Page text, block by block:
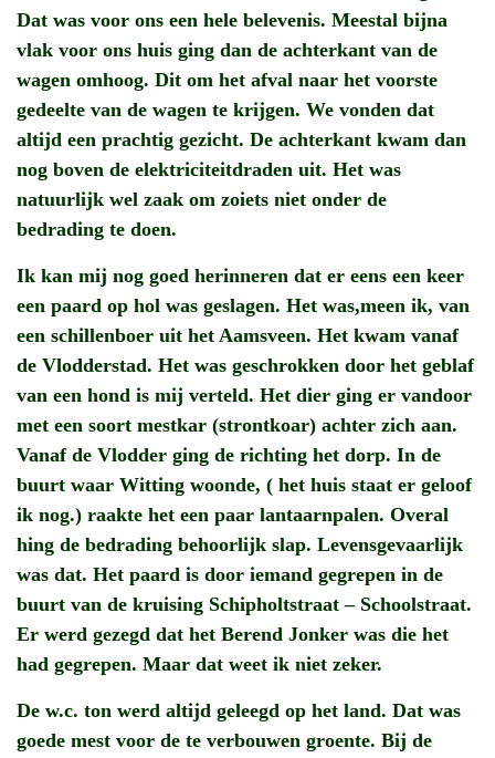
Dat was voor ons een hele belevenis. Meestal bijna
vlak voor ons huis ging dan de achterkant van de
wagen omhoog. Dit om het afval naar het voorste
gedeelte van de wagen te krijgen. We vonden dat
altijd een prachtig gezicht. De achterkant kwam dan
nog boven de elektriciteitdraden uit. Het was
natuurlijk wel zaak om zoiets niet onder de
bedrading te doen.
Ik kan mij nog goed herinneren dat er eens een keer
een paard op hol was geslagen. Het was,meen ik, van
een schillenboer uit het Aamsveen. Het kwam vanaf
de Vlodderstad. Het was geschrokken door het geblaf
van een hond is mij verteld. Het dier ging er vandoor
met een soort mestkar (strontkoar) achter zich aan.
Vanaf de Vlodder ging de richting het dorp. In de
buurt waar Witting woonde, ( het huis staat er geloof
ik nog.) raakte het een paar lantaarnpalen. Overal
hing de bedrading behoorlijk slap. Levensgevaarlijk
was dat. Het paard is door iemand gegrepen in de
buurt van de kruising Schipholtstraat – Schoolstraat.
Er werd gezegd dat het Berend Jonker was die het
had gegrepen. Maar dat weet ik niet zeker.
De w.c. ton werd altijd geleegd op het land. Dat was
goede mest voor de te verbouwen groente. Bij de